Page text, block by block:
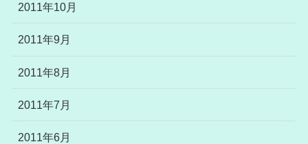
2011年10月
2011年9月
2011年8月
2011年7月
2011年6月